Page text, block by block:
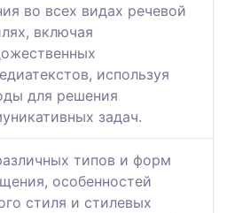
во всех видах речевой
включая
используя
для решения
задач.
типов и форм
особенностей
стиля и стилевых